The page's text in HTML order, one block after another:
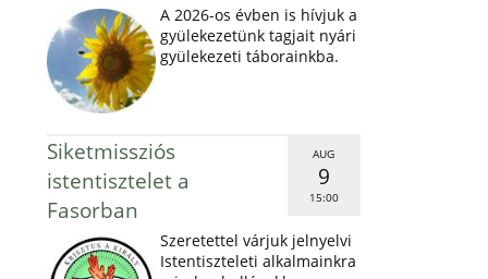
A 2026-os évben is hívjuk a
gyülekezetünk tagjait nyári
gyülekezeti táborainkba.
AUG
9
15:00
Siketmissziós
istentisztelet a
Fasorban
Szeretettel várjuk jelnyelvi
Istentiszteleti alkalmainkra